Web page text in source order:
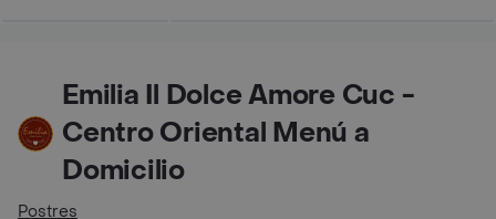
Emilia Il Dolce Amore Cuc -
Centro Oriental Menú a
Domicilio
Postres